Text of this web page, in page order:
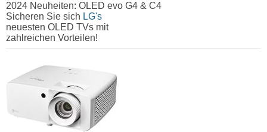
2024 Neuheiten: OLED evo G4 & C4
Sicheren Sie sich LG's
neuesten OLED TVs mit
zahlreichen Vorteilen!